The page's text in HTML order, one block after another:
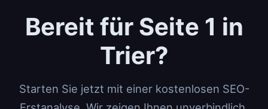
Bereit für Seite 1 in
Trier?
Starten Sie jetzt mit einer kostenlosen SEO-